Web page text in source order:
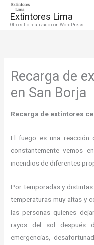
Extintores Lima
Otro sitio realizado con WordPress
Recarga de
en San Borja
Recarga de extintores
El fuego es una reacción
constantemente vemos
incendios de diferentes
Por temporadas y
temperaturas muy altas y
las personas quienes
rayos del sol después
emergencias,